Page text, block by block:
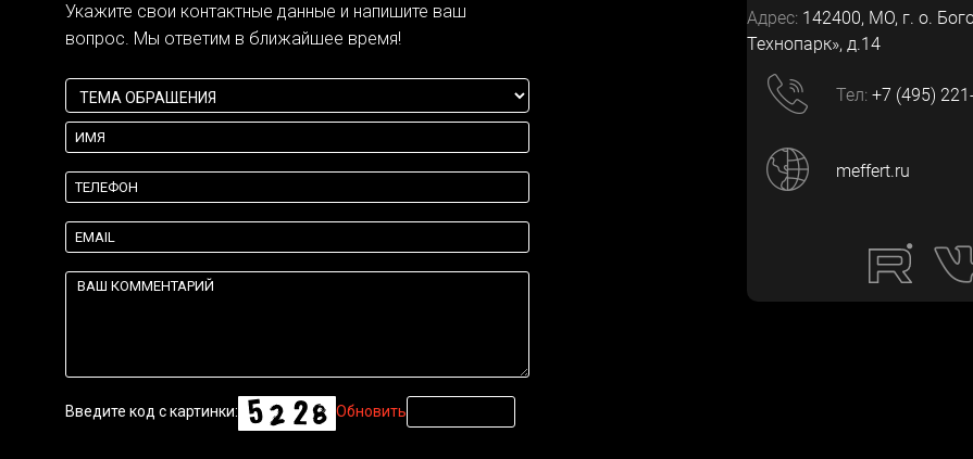
Укажите свои контактные данные и напишите ваш
вопрос. Мы ответим в ближайшее время!
Введите код с картинки: Обновить
Адрес: 142400, МО, г. о.
Технопарк», д.14
Тел: +7 (495)
meffert.ru